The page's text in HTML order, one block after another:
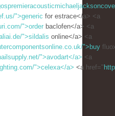
">generic for estrace</a> <a
">order baclofen</a> <a
">sildalis online</a> <a
">buy
">avodart</a> <a
">celexa</a> <a href="